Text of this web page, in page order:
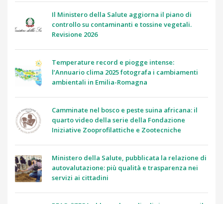
Il Ministero della Salute aggiorna il piano di
controllo su contaminanti e tossine vegetali.
Revisione 2026
Temperature record e piogge intense:
l’Annuario clima 2025 fotografa i cambiamenti
ambientali in Emilia-Romagna
Camminate nel bosco e peste suina africana: il
quarto video della serie della Fondazione
Iniziative Zooprofilattiche e Zootecniche
Ministero della Salute, pubblicata la relazione di
autovalutazione: più qualità e trasparenza nei
servizi ai cittadini